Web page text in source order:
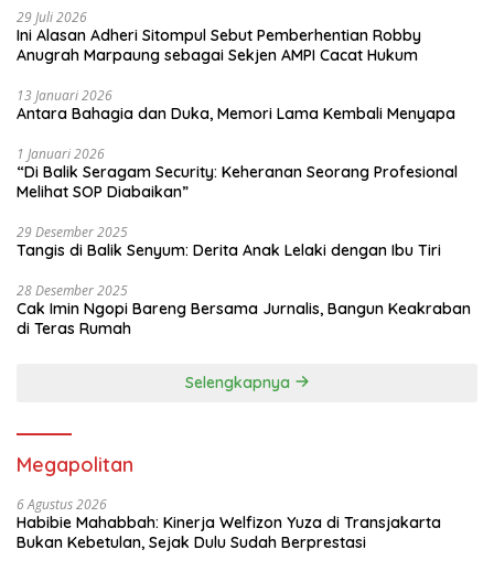
merawat hutan kita, sehingga kemudian
semuanya bisa terjaga untuk
tambah Sigit mengakhiri. red/tim
29 Juli 2026
Ini Alasan Adheri Sitompul Sebut Pemberhentian Robby
Anugrah Marpaung sebagai Sekjen AMPI Cacat Hukum
13 Januari 2026
Antara Bahagia dan Duka, Memori Lama Kembali Menyapa
1 Januari 2026
“Di Balik Seragam Security: Keheranan Seorang Profesional
Melihat SOP Diabaikan”
29 Desember 2025
Tangis di Balik Senyum: Derita Anak Lelaki dengan Ibu Tiri
28 Desember 2025
Cak Imin Ngopi Bareng Bersama Jurnalis, Bangun Keakraban
di Teras Rumah
Selengkapnya
Megapolitan
6 Agustus 2026
Habibie Mahabbah: Kinerja Welfizon Yuza di Transjakarta
Bukan Kebetulan, Sejak Dulu Sudah Berprestasi